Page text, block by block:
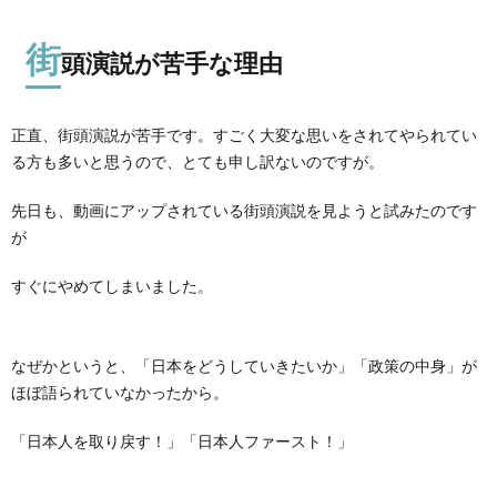
街頭演説が苦手な理由
正直、街頭演説が苦手です。すごく大変な思いをされてやられてい
る方も多いと思うので、とても申し訳ないのですが。
先日も、動画にアップされている街頭演説を見ようと試みたのです
が
すぐにやめてしまいました。
なぜかというと、「日本をどうしていきたいか」「政策の中身」が
ほぼ語られていなかったから。
「日本人を取り戻す！」「日本人ファースト！」